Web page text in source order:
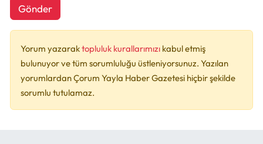
Gönder
Yorum yazaraktopluluk kurallarımızı kabul etmiş
bulunuyor ve tüm sorumluluğu üstleniyorsunuz. Yazılan
yorumlardan Çorum Yayla Haber Gazetesi hiçbir şekilde
sorumlu tutulamaz.